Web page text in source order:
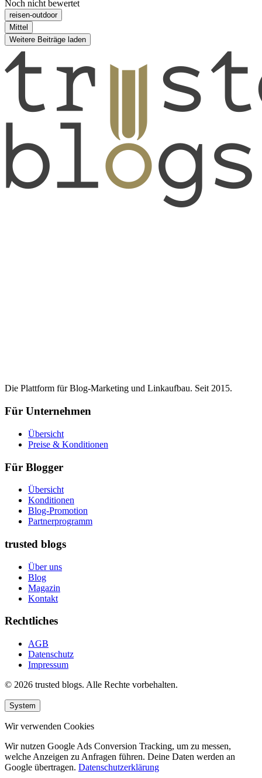
Noch nicht bewertet
reisen-outdoor
Mittel
Weitere Beiträge laden
Die Plattform für Blog-Marketing und Linkaufbau. Seit 2015.
Für Unternehmen
Übersicht
Preise & Konditionen
Für Blogger
Übersicht
Konditionen
Blog-Promotion
Partnerprogramm
trusted blogs
Über uns
Blog
Magazin
Kontakt
Rechtliches
AGB
Datenschutz
Impressum
© 2026 trusted blogs. Alle Rechte vorbehalten.
System
Wir verwenden Cookies
Wir nutzen Google Ads Conversion Tracking, um zu messen,
welche Anzeigen zu Anfragen führen. Deine Daten werden an
Google übertragen. Datenschutzerklärung